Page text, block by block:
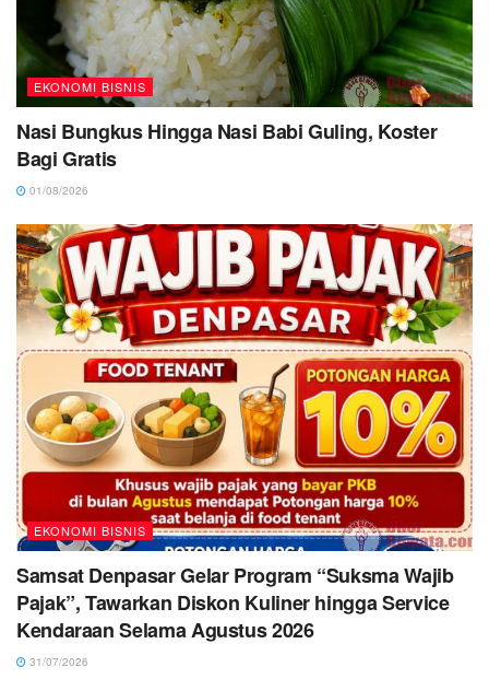
EKONOMI BISNIS
Nasi Bungkus Hingga Nasi Babi Guling, Koster
Bagi Gratis
01/08/2026
EKONOMI BISNIS
Samsat Denpasar Gelar Program “Suksma Wajib
Pajak”, Tawarkan Diskon Kuliner hingga Service
Kendaraan Selama Agustus 2026
31/07/2026